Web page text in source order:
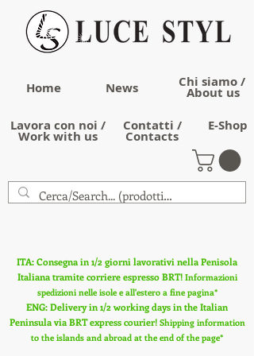
Home News Chi siamo /
About us
Lavora con noi /
Work with us
Contatti /
Contacts
E-Shop
ITA: Consegna in 1/2 giorni lavorativi nella Penisola
Italiana tramite corriere espresso BRT! Informazioni
spedizioni nelle isole e all'estero a fine pagina*
ENG: Delivery in 1/2 working days in the Italian
Peninsula via BRT express courier! Shipping information
to the islands and abroad at the end of the page*